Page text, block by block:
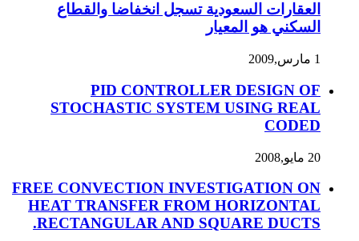
العقارات السعودية تسجل انخفاضا والقطاع
السكني هو المعيار
1 مارس,2009
PID CONTROLLER DESIGN OF
STOCHASTIC SYSTEM USING REAL
CODED
20 مايو,2008
FREE CONVECTION INVESTIGATION ON
HEAT TRANSFER FROM HORIZONTAL
RECTANGULAR AND SQUARE DUCTS.